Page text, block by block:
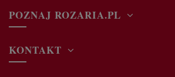
POZNAJ ROZARIA.PL
KONTAKT